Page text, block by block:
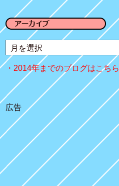
2014年までのブログはこちら
広告